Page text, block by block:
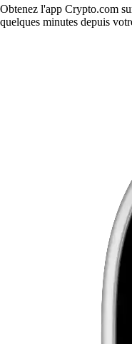
Obtenez l'app Crypto.com
quelques minutes depuis